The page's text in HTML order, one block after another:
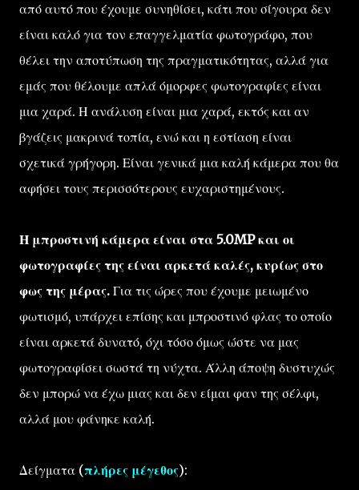
από αυτό που έχουμε συνηθίσει, κάτι που σίγουρα δεν
είναι καλό για τον επαγγελματία φωτογράφο, που
θέλει την αποτύπωση της πραγματικότητας, αλλά για
εμάς που θέλουμε απλά όμορφες φωτογραφίες είναι
μια χαρά. Η ανάλυση είναι μια χαρά, εκτός και αν
βγάζεις μακρινά τοπία, ενώ και η εστίαση είναι
σχετικά γρήγορη. Είναι γενικά μια καλή κάμερα που θα
αφήσει τους περισσότερους ευχαριστημένους.
Η μπροστινή κάμερα είναι στα 5.0MP και οι
φωτογραφίες της είναι αρκετά καλές, κυρίως στο
φως της μέρας. Για τις ώρες που έχουμε μειωμένο
φωτισμό, υπάρχει επίσης και μπροστινό φλας το οποίο
είναι αρκετά δυνατό, όχι τόσο όμως ώστε να μας
φωτογραφίσει σωστά τη νύχτα. Άλλη άποψη δυστυχώς
δεν μπορώ να έχω μιας και δεν είμαι φαν της σέλφι,
αλλά μου φάνηκε καλή.
Δείγματα (πλήρες μέγεθος):